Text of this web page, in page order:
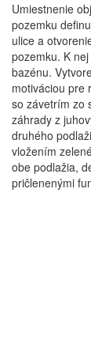
Umiestnenie
pozemku
ulice a
pozemku. K
bazénu.
motiváciou pre
so závetrím zo
záhrady z
druhého
vložením
obe podlažia,
pričlenenými